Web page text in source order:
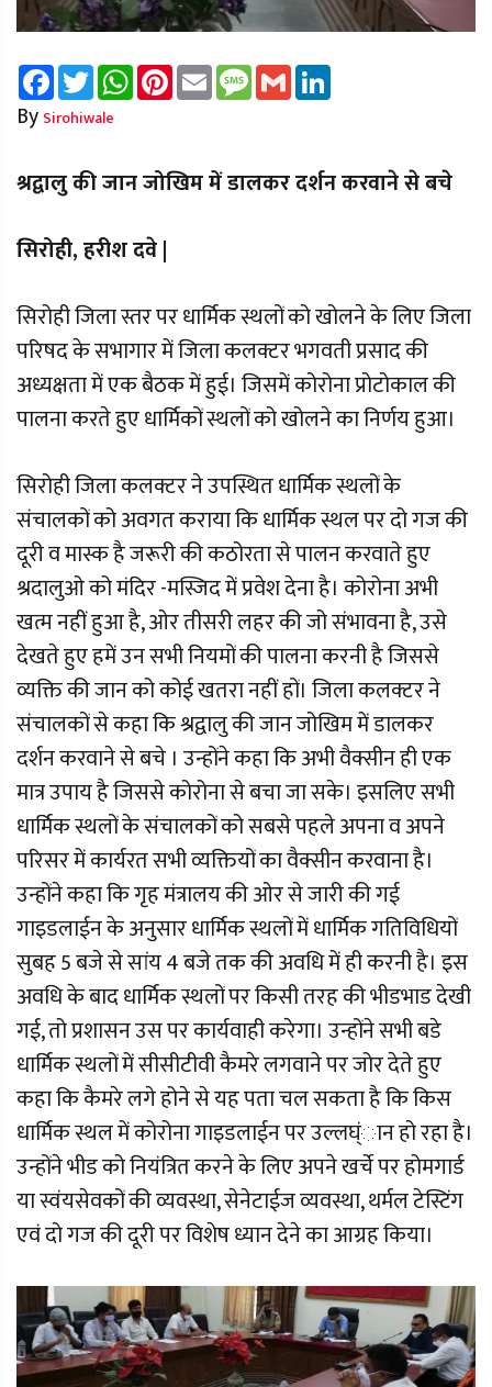
FacebookTwitterWhatsAppPinterest
Email Message
Gmail
By Sirohiwale
श्रद्वालु की जान जोखिम में डालकर दर्शन करवाने से बचे
सिरोही, हरीश दवे |
सिरोही जिला स्तर पर धार्मिक स्थलों को खोलने के लिए जिला
परिषद के सभागार में जिला कलक्टर भगवती प्रसाद की
अध्यक्षता में एक बैठक में हुई। जिसमें कोरोना प्रोटोकाल की
पालना करते हुए धार्मिकों स्थलों को खोलने का निर्णय हुआ।
सिरोही जिला कलक्टर ने उपस्थित धार्मिक स्थलों के
संचालकों को अवगत कराया कि धार्मिक स्थल पर दो गज की
दूरी व मास्क है जरूरी की कठोरता से पालन करवाते हुए
श्रदालुओ को मंदिर -मस्जिद में प्रवेश देना है। कोरोना अभी
खत्म नहीं हुआ है, ओर तीसरी लहर की जो संभावना है, उसे
देखते हुए हमें उन सभी नियमों की पालना करनी है जिससे
व्यक्ति की जान को कोई खतरा नहीं हों। जिला कलक्टर ने
संचालकों से कहा कि श्रद्वालु की जान जोखिम में डालकर
दर्शन करवाने से बचे । उन्होंने कहा कि अभी वैक्सीन ही एक
मात्र उपाय है जिससे कोरोना से बचा जा सके। इसलिए सभी
धार्मिक स्थलों के संचालकों को सबसे पहले अपना व अपने
परिसर में कार्यरत सभी व्यक्तियों का वैक्सीन करवाना है।
उन्होंने कहा कि गृह मंत्रालय की ओर से जारी की गई
गाइडलाईन के अनुसार धार्मिक स्थलों में धार्मिक गतिविधियों
सुबह 5 बजे से सांय 4 बजे तक की अवधि में ही करनी है। इस
अवधि के बाद धार्मिक स्थलों पर किसी तरह की भीडभाड देखी
गई, तो प्रशासन उस पर कार्यवाही करेगा। उन्होंने सभी बडे
धार्मिक स्थलों में सीसीटीवी कैमरे लगवाने पर जोर देते हुए
कहा कि कैमरे लगे होने से यह पता चल सकता है कि किस
धार्मिक स्थल में कोरोना गाइडलाईन पर उल्लघ्ंान हो रहा है।
उन्होंने भीड को नियंत्रित करने के लिए अपने खर्चे पर होमगार्ड
या स्वंयसेवकों की व्यवस्था, सेनेटाईज व्यवस्था, थर्मल टेस्टिंग
एवं दो गज की दूरी पर विशेष ध्यान देने का आग्रह किया।